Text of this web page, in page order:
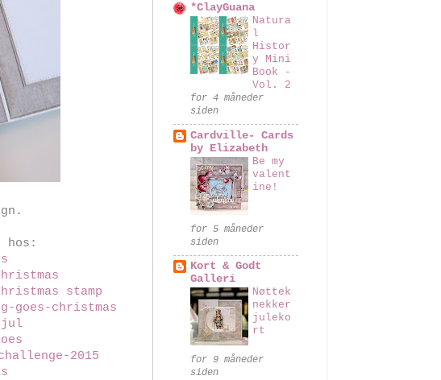
hos:
stamp
goes-christmas
jul
2015
*ClayGuana
Natura
l
Histor
y Mini
Book -
Vol. 2
for 4 måneder
siden
Cardville- Cards
by Elizabeth
Be my
valent
ine!
for 5 måneder
siden
Kort & Godt
Galleri
Nøttek
nekker
juleko
rt
for 9 måneder
siden